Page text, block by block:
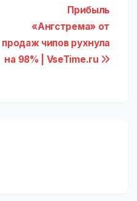
Прибыль
«Ангстрема» от
продаж чипов рухнула
на 98% | VseTime.ru